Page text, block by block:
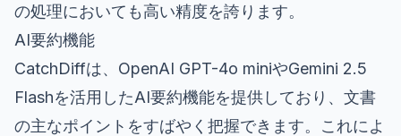
の処理においても高い精度を誇ります。
AI要約機能
CatchDiffは、OpenAI GPT-4o miniやGemini 2.5
Flashを活用したAI要約機能を提供しており、文書
の主なポイントをすばやく把握できます。これによ